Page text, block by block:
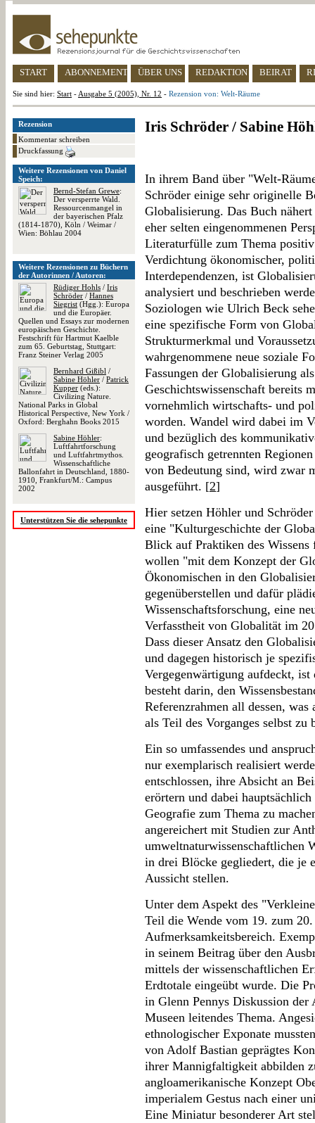
START ABONNEMENT ÜBER UNS REDAKTION BEIRAT
Sie sind hier: Start - Ausgabe 5 (2005), Nr. 12 - Rezension von: Welt-Räume
Rezension
Kommentar schreiben
Druckfassung
Weitere Rezensionen von Daniel
Speich:
Bernd-Stefan Grewe:
Der versperrte Wald.
Ressourcenmangel in
der bayerischen Pfalz
(1814-1870), Köln / Weimar /
Wien: Böhlau 2004
Weitere Rezensionen zu Büchern
der Autorinnen / Autoren:
Rüdiger Hohls / Iris
Schröder / Hannes
Siegrist (Hgg.): Europa
und die Europäer.
Quellen und Essays zur modernen
europäischen Geschichte.
Festschrift für Hartmut Kaelble
zum 65. Geburtstag, Stuttgart:
Franz Steiner Verlag 2005
Bernhard Gißibl /
Sabine Höhler / Patrick
Kupper (eds.):
Civilizing Nature.
National Parks in Global
Historical Perspective, New York /
Oxford: Berghahn Books 2015
Sabine Höhler:
Luftfahrtforschung
und Luftfahrtmythos.
Wissenschaftliche
Ballonfahrt in Deutschland, 1880-
1910, Frankfurt/M.: Campus
2002
Unterstützen Sie die sehepunkte
Iris Schröder / Sabine
In ihrem Band über "Welt-
Schröder einige sehr originelle
Globalisierung. Das Buch
eher selten eingenommenen
Literaturfülle zum Thema
Verdichtung ökonomischer,
Interdependenzen, ist
analysiert und beschrieben
Soziologen wie Ulrich Beck
eine spezifische Form von
Strukturmerkmal und
wahrgenommene neue soziale
Fassungen der Globalisierung
Geschichtswissenschaft bereits
vornehmlich wirtschafts- und
worden. Wandel wird dabei im
und bezüglich des
geografisch getrennten
von Bedeutung sind, wird zwar
ausgeführt. [2]
Hier setzen Höhler und
eine "Kulturgeschichte der
Blick auf Praktiken des
wollen "mit dem Konzept der
Ökonomischen in den
gegenüberstellen und dafür
Wissenschaftsforschung, eine
Verfasstheit von Globalität im
Dass dieser Ansatz den
und dagegen historisch je
Vergegenwärtigung aufdeckt,
besteht darin, den
Referenzrahmen all dessen,
als Teil des Vorganges selbst zu
Ein so umfassendes und
nur exemplarisch realisiert
entschlossen, ihre Absicht an
erörtern und dabei
Geografie zum Thema zu
angereichert mit Studien zur
umweltnaturwissenschaftlichen
in drei Blöcke gegliedert, die je
Aussicht stellen.
Unter dem Aspekt des
Teil die Wende vom 19. zum
Aufmerksamkeitsbereich.
in seinem Beitrag über den
mittels der wissenschaftlichen
Erdtotale eingeübt wurde. Die
in Glenn Pennys Diskussion der
Museen leitendes Thema.
ethnologischer Exponate
von Adolf Bastian geprägtes
ihrer Mannigfaltigkeit abbilden
angloamerikanische Konzept
imperialem Gestus nach einer
Eine Miniatur besonderer Art